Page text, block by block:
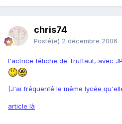
chris74
Posté(e) 2 décembre 2006
l'actrice fétiche de Truffaut, avec
(J'ai fréquenté le même lycée
article là